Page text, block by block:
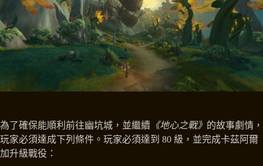
為了確保能順利前往幽坑城，並繼續 《地心之戰》 的故事劇情，
玩家必須達成下列條件。玩家必須達到 80 級，並完成卡茲阿爾
加升級戰役：